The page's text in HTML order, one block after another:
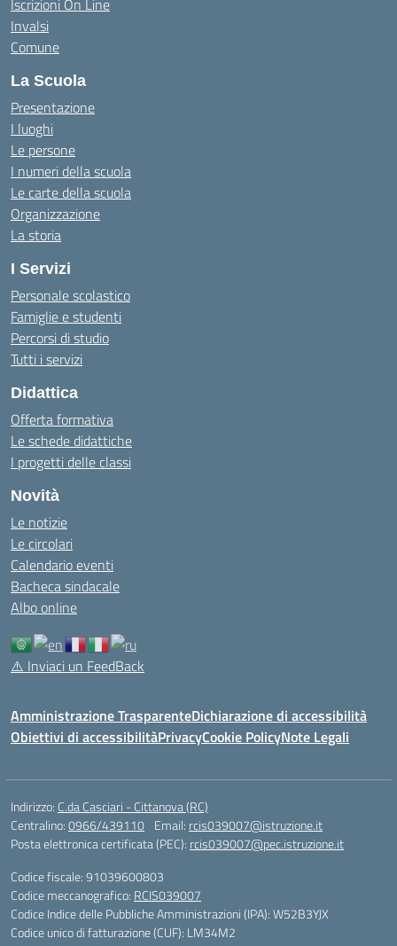
Iscrizioni On Line
Invalsi
Comune
La Scuola
Presentazione
I luoghi
Le persone
I numeri della scuola
Le carte della scuola
Organizzazione
La storia
I Servizi
Personale scolastico
Famiglie e studenti
Percorsi di studio
Tutti i servizi
Didattica
Offerta formativa
Le schede didattiche
I progetti delle classi
Novità
Le notizie
Le circolari
Calendario eventi
Bacheca sindacale
Albo online
⚠️ Inviaci un FeedBack
Amministrazione TrasparenteDichiarazione di accessibilità
Obiettivi di accessibilitàPrivacyCookie PolicyNote Legali
Indirizzo: C.da Casciari - Cittanova (RC)
Centralino:0966/439110 Email: rcis039007@istruzione.it
Posta elettronica certificata (PEC): rcis039007@pec.istruzione.it
Codice fiscale: 91039600803
Codice meccanografico: RCIS039007
Codice Indice delle Pubbliche Amministrazioni (IPA): W52B3YJX
Codice unico di fatturazione (CUF): LM34M2